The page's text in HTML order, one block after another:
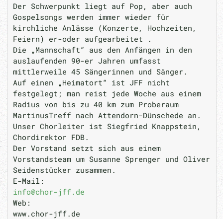
Der Schwerpunkt liegt auf Pop, aber auch
Gospelsongs werden immer wieder für
kirchliche Anlässe (Konzerte, Hochzeiten,
Feiern) er-oder aufgearbeitet .
Die „Mannschaft“ aus den Anfängen in den
auslaufenden 90-er Jahren umfasst
mittlerweile 45 Sängerinnen und Sänger.
Auf einen „Heimatort“ ist JFF nicht
festgelegt; man reist jede Woche aus einem
Radius von bis zu 40 km zum Proberaum
MartinusTreff nach Attendorn-Dünschede an.
Unser Chorleiter ist Siegfried Knappstein,
Chordirektor FDB.
Der Vorstand setzt sich aus einem
Vorstandsteam um Susanne Sprenger und Oliver
Seidenstücker zusammen.
E-Mail:
info@chor-jff.de
Web:
www.chor-jff.de